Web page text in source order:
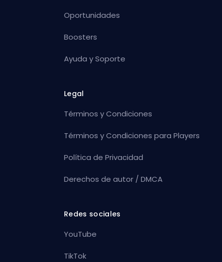
Oportunidades
Boosters
Ayuda y Soporte
Legal
Términos y Condiciones
Términos y Condiciones para Players
Política de Privacidad
Derechos de autor / DMCA
Redes sociales
YouTube
TikTok